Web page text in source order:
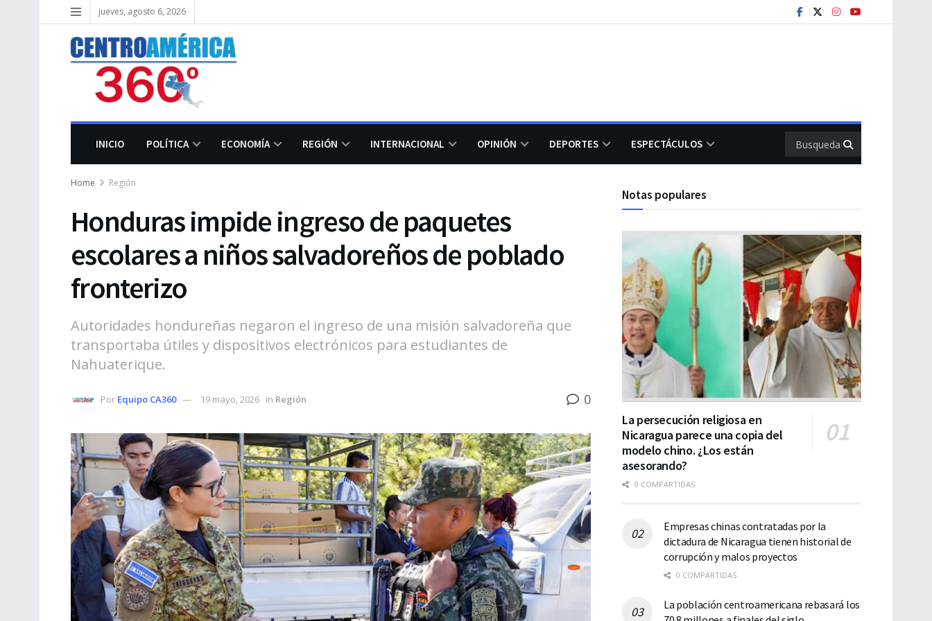
jueves, agosto 6, 2026
INICIO POLÍTICA ECONOMÍA REGIÓN INTERNACIONAL OPINIÓN DEPORTES ESPECTÁCULOS
Home Región
Honduras impide ingreso de paquetes
escolares a niños salvadoreños de poblado
fronterizo
Autoridades hondureñas negaron el ingreso de una misión salvadoreña que
transportaba útiles y dispositivos electrónicos para estudiantes de
Nahuaterique.
Por Equipo CA360 19 mayo, 2026 in Región 0
Notas populares
La persecución religiosa en
Nicaragua parece una copia del
modelo chino. ¿Los están
asesorando?
0 COMPARTIDAS
Empresas chinas contratadas por la
dictadura de Nicaragua tienen historial de
corrupción y malos proyectos
0 COMPARTIDAS
La población centroamericana rebasará los